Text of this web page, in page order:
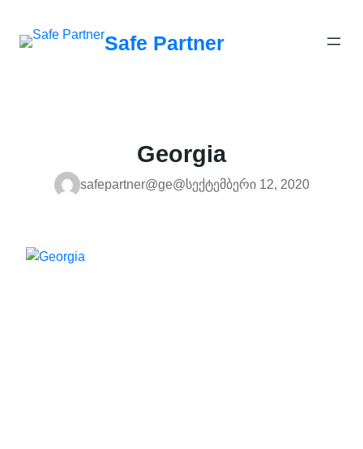
გადასვლა
Safe Partner
Georgia
safepartner@ge@სექტემბერი 12, 2020